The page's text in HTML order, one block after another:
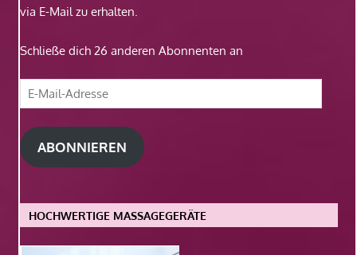
via E-Mail zu erhalten.
Schließe dich 26 anderen Abonnenten an
E-
Mail-
Adresse
ABONNIEREN
HOCHWERTIGE MASSAGEGERÄTE